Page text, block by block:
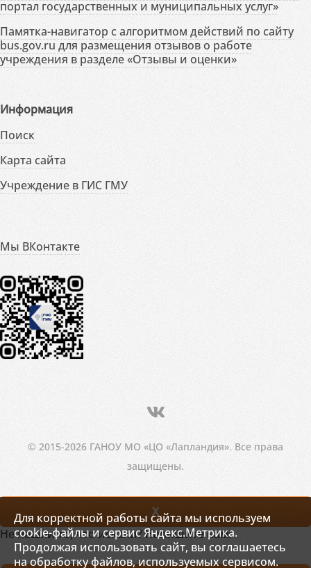
портал государственных и муниципальных услуг»
Памятка-навигатор с алгоритмом действий по сайту
bus.gov.ru для размещения отзывов о работе
учреждения в разделе «Отзывы и оценки»
Информация
Поиск
Карта сайта
Учреждение в ГИС ГМУ
Мы ВКонтакте
© 2015-2026 ГАНОУ МО «ЦО «Лапландия». Все права
защищены.
Для корректной работы сайта мы используем
cookie-файлы и сервис Яндекс.Метрика.
Продолжая использовать сайт, вы соглашаетесь
на обработку файлов, используемых сервисом.
X
Не нашли то, что искали? Напишите нам!